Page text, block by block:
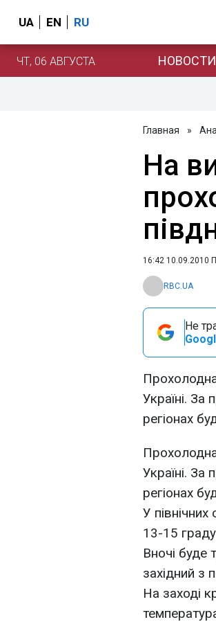
UA EN RU
ЧТ, 06 АВГУСТА НОВОСТИ
Главная »
На
16:42 10.09.2010
RBC.UA
Не
Україні. За
регіонах
Україні. За
регіонах
У
13-15
Вночі буде
західний з
На заході